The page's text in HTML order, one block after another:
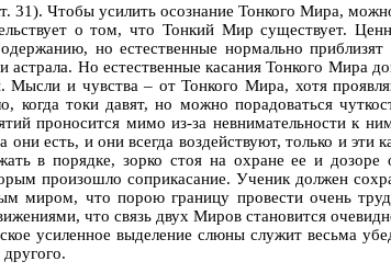
31). Чтобы усилить осознание Тонкого Мира,
о том, что Тонкий Мир существует.
но естественные нормально
астрала. Но естественные касания Тонкого Мира
Мысли и чувства – от Тонкого Мира, хотя
когда токи давят, но можно порадоваться
проносится мимо из-за невнимательности к
они есть, и они всегда воздействуют, только и
в порядке, зорко стоя на охране ее и
произошло соприкасание. Ученик должен
миром, что порою границу провести очень
что связь двух Миров становится
усиленное выделение слюны служит весьма